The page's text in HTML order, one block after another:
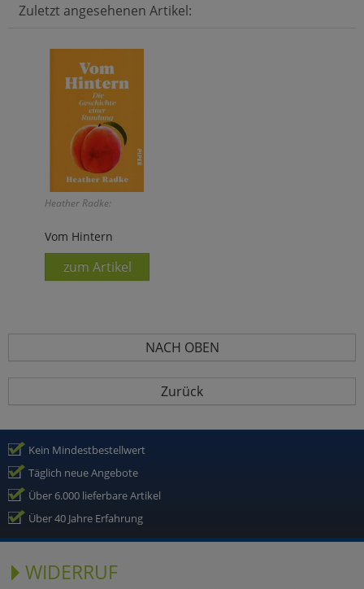
Zuletzt angesehenen Artikel:
Heather Radke:
Vom Hintern
zum Artikel
NACH OBEN
Zurück
Kein Mindestbestellwert
Täglich neue Angebote
Über 6.000 lieferbare Artikel
Über 40 Jahre Erfahrung
WIDERRUF